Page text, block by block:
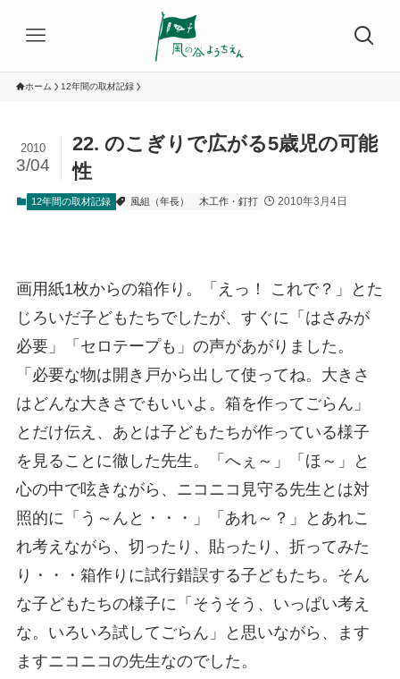
ホーム 12年間の取材記録
22. のこぎりで広がる5歳児の可能
性
2010
3/04
12年間の取材記録 風組（年長） 木工作・釘打 2010年3月4日
画用紙1枚からの箱作り。「えっ！ これで？」とた
じろいだ子どもたちでしたが、すぐに「はさみが
必要」「セロテープも」の声があがりました。
「必要な物は開き戸から出して使ってね。大きさ
はどんな大きさでもいいよ。箱を作ってごらん」
とだけ伝え、あとは子どもたちが作っている様子
を見ることに徹した先生。「へぇ～」「ほ～」と
心の中で呟きながら、ニコニコ見守る先生とは対
照的に「う～んと・・・」「あれ～？」とあれこ
れ考えながら、切ったり、貼ったり、折ってみた
り・・・箱作りに試行錯誤する子どもたち。そん
な子どもたちの様子に「そうそう、いっぱい考え
な。いろいろ試してごらん」と思いながら、ます
ますニコニコの先生なのでした。